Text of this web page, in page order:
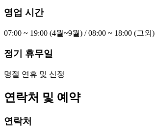
영업 시간
07:00 ~ 19:00 (4월~9월) / 08:00 ~ 18:00 (그외)
정기 휴무일
명절 연휴 및 신정
연락처 및 예약
연락처